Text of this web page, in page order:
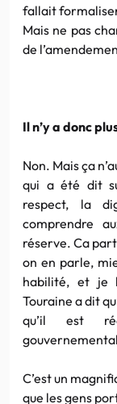
fallait
Mais ne pas
de
Il n’y a donc
Non. Mais ça
qui a été dit
respect, la
comprendre
réserve. Ca
on en parle,
habilité, et je
Touraine a dit
qu’il est
C’est un
que les gens